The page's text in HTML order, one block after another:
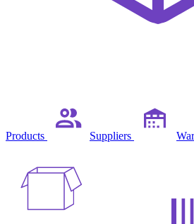
Products Suppliers